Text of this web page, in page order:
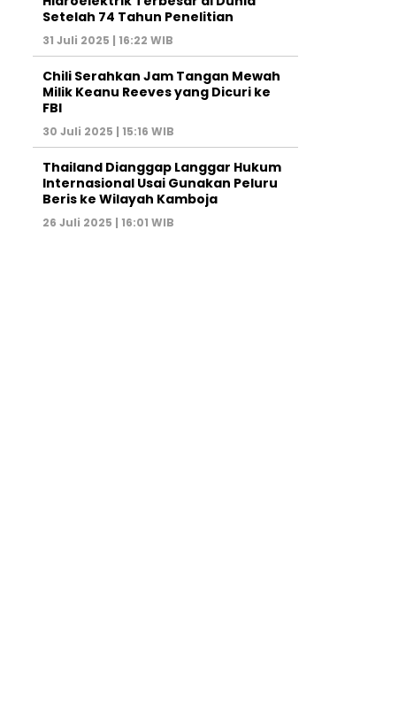
Setelah 74 Tahun Penelitian
31 Juli 2025 | 16:22 WIB
Chili Serahkan Jam Tangan Mewah
Milik Keanu Reeves yang Dicuri ke
FBI
30 Juli 2025 | 15:16 WIB
Thailand Dianggap Langgar Hukum
Internasional Usai Gunakan Peluru
Beris ke Wilayah Kamboja
26 Juli 2025 | 16:01 WIB